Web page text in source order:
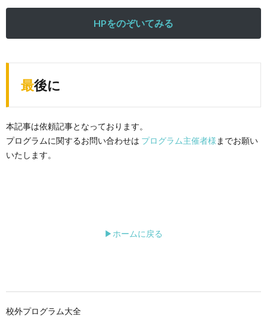
HPをのぞいてみる
最後に
本記事は依頼記事となっております。
プログラムに関するお問い合わせは プログラム主催者様 までお願い
いたします。
▶ホームに戻る
校外プログラム大全